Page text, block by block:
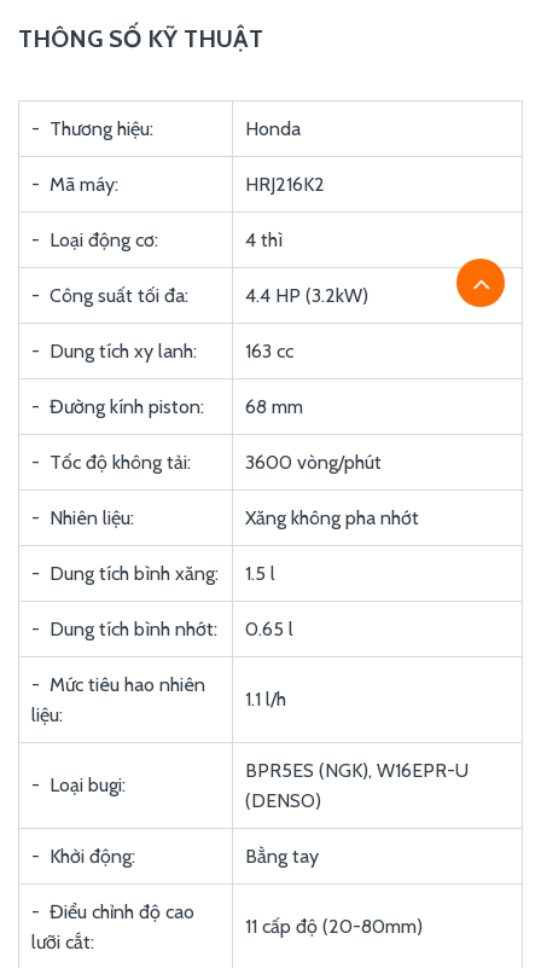
THÔNG SỐ KỸ THUẬT
- Thương hiệu: Honda
- Mã máy: HRJ216K2
- Loại động cơ: 4 thì
- Công suất tối đa: 4.4 HP (3.2kW)
- Dung tích xy lanh: 163 cc
- Đường kính piston: 68 mm
- Tốc độ không tải: 3600 vòng/phút
- Nhiên liệu: Xăng không pha nhớt
- Dung tích bình xăng: 1.5 l
- Dung tích bình nhớt: 0.65 l
- Mức tiêu hao nhiên
liệu:
1.1 l/h
- Loại bugi:
BPR5ES (NGK), W16EPR-U
(DENSO)
- Khởi động: Bằng tay
- Điểu chỉnh độ cao
lưỡi cắt:
11 cấp độ (20-80mm)